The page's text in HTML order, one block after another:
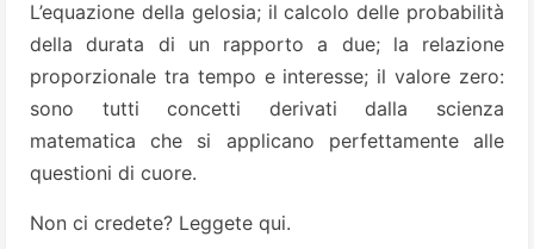
L’equazione della gelosia; il calcolo delle probabilità
della durata di un rapporto a due; la relazione
proporzionale tra tempo e interesse; il valore zero:
sono tutti concetti derivati dalla scienza
matematica che si applicano perfettamente alle
questioni di cuore.
Non ci credete? Leggete qui.